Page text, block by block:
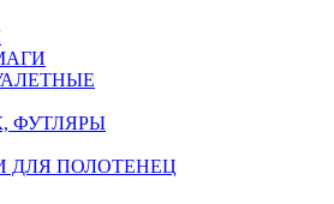
ФУТЛЯРЫ
ДЛЯ ПОЛОТЕНЕЦ